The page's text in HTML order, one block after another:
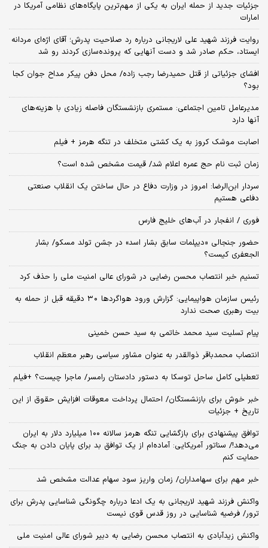
جزئیات جدید از حمله ایران به یکی از مهم‌ترین پایگاه‌های نظامی آمریکا در
امارات
روایت فرزند شهید علی لاریجانی درباره رد صلاحیت پدرش؛ آقای اژه‌ای مردانه
ایستاد، حکم صادر شد و دست آنهایی که پرونده‌سازی کردند رو شد
افشای جزئیاتی از قتل حمیدرضا رجب زاده/ محل دفن پیکر مداح جوان کجا
بود؟
مدیرعامل تامین اجتماعی: مستمری بازنشستگان فاصله زیادی با هزینه‌های
آنها دارد
اصابت موشک کروز به یک کشتی متخلف در تنگه هرمز + فیلم
زمان ثبت‌ نام حج عمره اعلام شد/ قیمت مشخص شده است؟
سردار ابن‌الرضا: امروز در وزارت دفاع در حال ساختن یک انقلاب صنعتی
دفاعی هستیم
فوری / انفجار در آب‌های خلیج فارس
حضور جنجالی «دیپلمات سابق بشار اسد» در جشن تولد مسکو/ بشار
الجعفری کیست؟
تسنیم خبر انتصاب محسن رضایی در شورای عالی امنیت ملی را حذف کرد
رئیس سازمان هواپیمایی: گزارش ورود هواگردها ٣٠ دقیقه قبل از حمله به
بیت رهبری صحت ندارد
پیام تسلیت سید محمد خاتمی به سید حسن خمینی
انتصاب محمدباقر ذوالقدر به عنوان مشاور سیاسی رهبر معظم انقلاب
تعطیلی کامل ساحل توسکا به دستور دادستان رامسر/ ماجرا چیست؟ +فیلم
خبر خوش برای بازنشستگان/ احتمال پرداخت معوقات افزایش حقوق از این
تاریخ + جزئیات
توافق پیشنهادی برای بازگشایی تنگه هرمز سالانه ۱۰۰ میلیارد دلار به ایران
می‌دهد!/ سناتور آمریکایی: آماده‌ام از یک توافق بد برای پایان دادن به جنگ
حمایت کنم
خبر مهم برای سهامداران/ زمان واریز سود سهام عدالت مشخص شد
واکنش فرزند شهید لاریجانی به یک ادعا درباره چگونگی شناسایی پدرش برای
ترور/ فرضیه شناسایی در روز قدس قوی نیست
واکنش زیدآبادی به انتصاب محسن رضایی به دبیر شورای عالی امنیت ملی